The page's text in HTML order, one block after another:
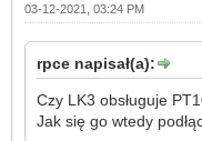
03-12-2021, 03:24 PM
rpce napisał(a):
Czy LK3 obsługuje
Jak się go wtedy